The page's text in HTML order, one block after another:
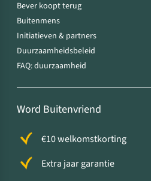
Bever koopt terug
Buitenmens
Initiatieven & partners
Duurzaamheidsbeleid
FAQ: duurzaamheid
Word Buitenvriend
€10 welkomstkorting
Extra jaar garantie